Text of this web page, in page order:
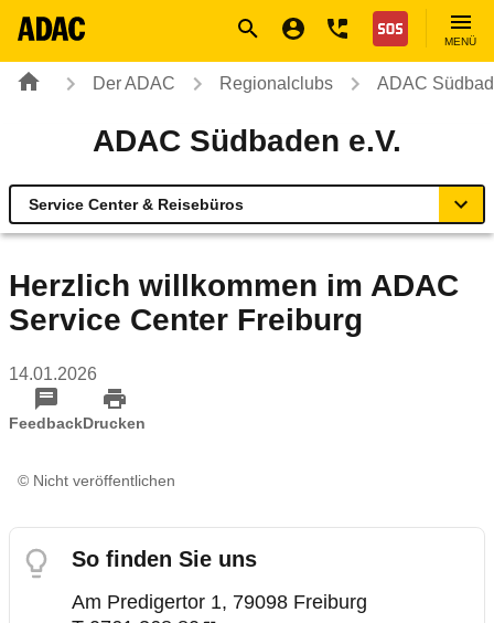
Nothilfe
MENÜ
Der ADAC Regionalclubs ADAC
ADAC Südbaden e.V.
Service Center & Reisebüros
ADAC zu Mobilität und Verkehr
Service Center & Reisebüros
Verkehr, Technik und Umwelt
Herzlich willkommen im ADAC
Service Center Freiburg
14.01.2026
FeedbackDrucken
© Nicht veröffentlichen
So finden Sie uns
Am Predigertor 1, 79098 Freiburg